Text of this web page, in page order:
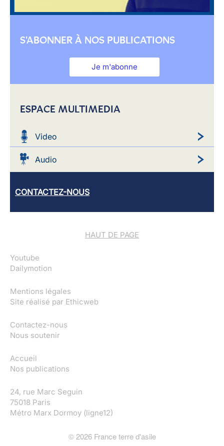
S'ABONNER À NOS PUBLICATIONS
Je m'abonne
ESPACE MULTIMEDIA
Video
Audio
CONTACTEZ-NOUS
HAUT DE PAGE
Youtube
Dailymotion
Mentions légales
Site réalisé par Ethicweb
Contactez-nous
Nous soutenir
Accueil
Nos publications
24, rue Marc Seguin
75018 Paris
Métro Marx Dormoy (ligne12)
© 2026France terre d'asile